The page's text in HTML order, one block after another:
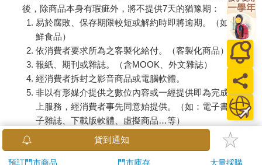
❖觸證按摩技法，可改善受傷骨骼肌
在骨骼肌上的處理，可直接藉由手的觸證和按摩推拿的技法，針
對受傷的骨骼肌進行改善處理。但對於五臟六腑的肌肉所造成的
功能退化、抵抗力和免疫力衰退，以至於細菌入侵，或排毒代謝
能力失調所導致的慢性病，就需要透過內在經絡和肌肉、骨關節
的活動，來擔負起保健、復健的重責大任。
輕緩從容的吐納可以放鬆骨骼肌，平滑肌的放鬆，就得透過由外
氣入丹田至中極轉換的內炁而產生的電磁力來解證，這就是徒手
療法施治的重點。
一旦生病還是要求助於專業醫師，以完整科學的醫療系統來診
治。徒手療法雖為中華民族醫術的精華之一，然而長久以來未能
普遍推廣，且疏於更精進的研究和人才培養，在缺乏大環境的支
持和科學化的管理下，只能依個人自發性的鑽研、內化以求精
後，除商品本身有瑕疵外，將不提供7天的猶豫期：
易於腐敗、保存期限較短或解約時即將逾期。（如：生
鮮食品）
依消費者要求所為之客製化給付。（客製化商品）
報紙、期刊或雜誌。（含MOOK、外文雜誌）
經消費者拆封之影音商品或電腦軟體。
非以有形媒介提供之數位內容或一經提供即為完成之線
上服務，經消費者事先同意始提供。（如：電子書、電
子雜誌、下載版軟體、虛擬商品…等）
已拆封之個人衛生用品。（如：內衣褲、刮鬍刀、除毛
若非上列種類商品，均享有到貨7天的猶豫期（含例假
貨到通知
預訂門市商品 門市庫存 大量採購